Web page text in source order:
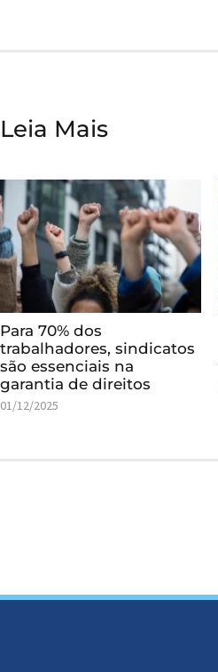
Leia Mais
Para 70% dos
trabalhadores, sindicatos
são essenciais na
garantia de direitos
01/12/2025